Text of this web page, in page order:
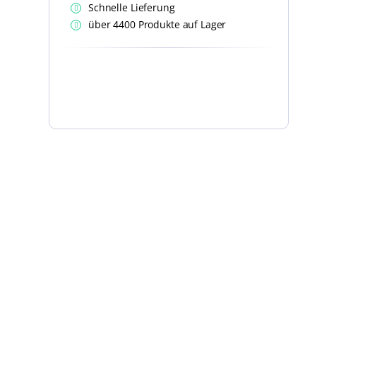
Schnelle Lieferung
über 4400 Produkte auf Lager